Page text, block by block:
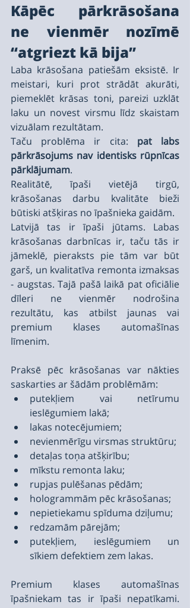
Kāpēc pārkrāsošana
ne vienmēr nozīmē
“atgriezt kā bija”
Laba krāsošana patiešām eksistē. Ir
meistari, kuri prot strādāt akurāti,
piemeklēt krāsas toni, pareizi uzklāt
laku un novest virsmu līdz skaistam
vizuālam rezultātam.
Taču problēma ir cita: pat labs
pārkrāsojums nav identisks rūpnīcas
pārklājumam.
Realitātē, īpaši vietējā tirgū,
krāsošanas darbu kvalitāte bieži
būtiski atšķiras no īpašnieka gaidām.
Latvijā tas ir īpaši jūtams. Labas
krāsošanas darbnīcas ir, taču tās ir
jāmeklē, pieraksts pie tām var būt
garš, un kvalitatīva remonta izmaksas
- augstas. Tajā pašā laikā pat oficiālie
dīleri ne vienmēr nodrošina
rezultātu, kas atbilst jaunas vai
premium klases automašīnas
līmenim.
Praksē pēc krāsošanas var nākties
saskarties ar šādām problēmām:
putekļiem vai netīrumu
ieslēgumiem lakā;
lakas notecējumiem;
nevienmērīgu virsmas struktūru;
detaļas toņa atšķirību;
mīkstu remonta laku;
rupjas pulēšanas pēdām;
hologrammām pēc krāsošanas;
nepietiekamu spīduma dziļumu;
redzamām pārejām;
putekļiem, ieslēgumiem un
sīkiem defektiem zem lakas.
Premium klases automašīnas
īpašniekam tas ir īpaši nepatīkami.